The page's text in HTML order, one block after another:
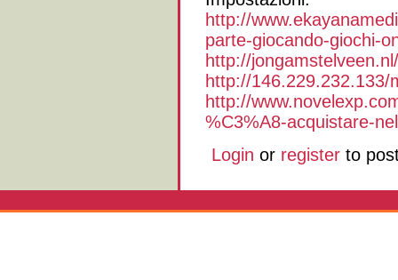
http://
parte-giocando-giochi-
http://
http://146.229.232.133/
http://
%C3%A8-acquistare-
Login or register to